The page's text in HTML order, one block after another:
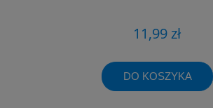
11,99 zł
DO KOSZYKA